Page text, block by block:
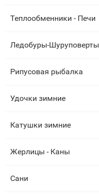
Теплообменники - Печи
Ледобуры-Шуруповерты
Рипусовая рыбалка
Удочки зимние
Катушки зимние
Жерлицы - Каны
Сани